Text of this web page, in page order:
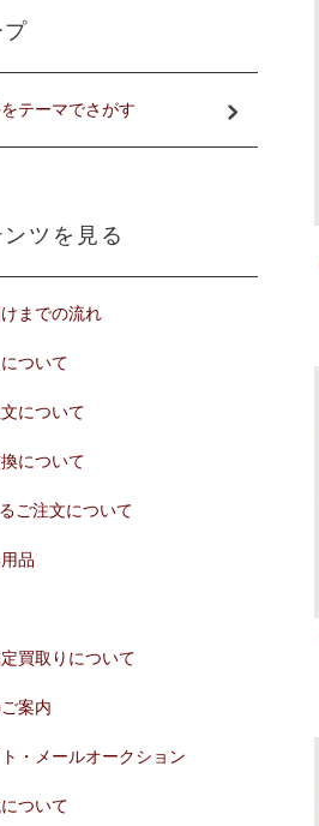
プ
テーマでさがす
ツを見る
までの流れ
ついて
について
について
ご注文について
品
買取りについて
案内
・メールオークション
ついて